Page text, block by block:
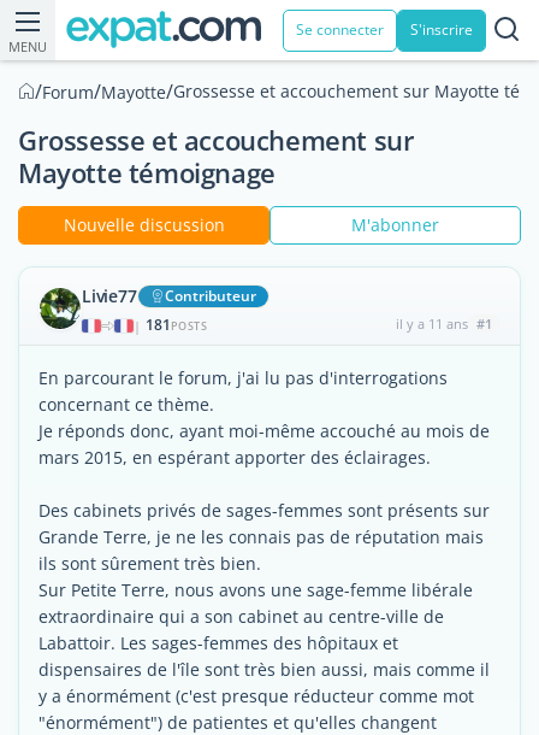
MENU
Se connecter S'inscrire
/Forum/Mayotte/Grossesse et accouchement sur Mayotte
Grossesse et accouchement sur
Mayotte témoignage
Nouvelle discussion M'abonner
Livie77 Contributeur
| 181 POSTS il y a 11 ans #1
En parcourant le forum, j'ai lu pas d'interrogations
concernant ce thème.
Je réponds donc, ayant moi-même accouché au mois de
mars 2015, en espérant apporter des éclairages.
Des cabinets privés de sages-femmes sont présents sur
Grande Terre, je ne les connais pas de réputation mais
ils sont sûrement très bien.
Sur Petite Terre, nous avons une sage-femme libérale
extraordinaire qui a son cabinet au centre-ville de
Labattoir. Les sages-femmes des hôpitaux et
dispensaires de l'île sont très bien aussi, mais comme il
y a énormément (c'est presque réducteur comme mot
"énormément") de patientes et qu'elles changent